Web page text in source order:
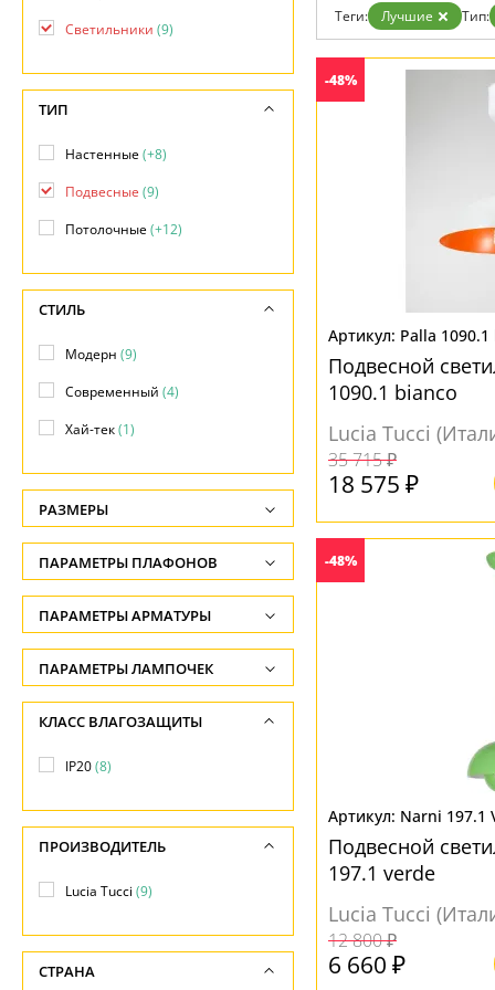
Дизайнерам
Бренды
Теги: Лучшие Тип:
-48%
Palla
Подвесной
1090.1 bianco
Lucia Tucci
35 715 ₽
18 575 ₽
-48%
Narni 197.1
Подвесной
197.1 verde
Lucia Tucci
12 800 ₽
6 660 ₽
Светильники (9)
ТИП
Настенные(+8)
Подвесные (9)
Потолочные(+12)
СТИЛЬ
Модерн (9)
Современный (4)
Хай-тек(1)
РАЗМЕРЫ
Высота, см
-
Ширина, см
-
Диаметр, см
-
Длина, см
ПАРАМЕТРЫ ПЛАФОНОВ
ФОРМА ПЛАФОНА
Декоративный(3)
Полусфера(4)
Полушар(1)
Прямоугольник
ПОВЕРХНОСТЬ
НАПРАВЛЕНИЕ
ПАРАМЕТРЫ АРМАТУРЫ
ЦВЕТ АРМАТУРЫ
Белый(2)
Красный(1)
Серый(2)
Хром(3)
Черный
ПАРАМЕТРЫ ЛАМПОЧЕК
Количество ламп
-
Общая мощность ламп
-
Напряжение
КЛАСС ВЛАГОЗАЩИТЫ
IP20(8)
ПРОИЗВОДИТЕЛЬ
Lucia Tucci (9)
СТРАНА